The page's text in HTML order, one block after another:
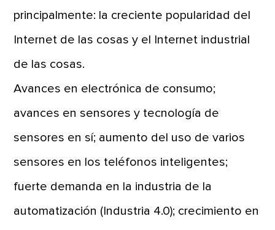
principalmente: la creciente popularidad del
Internet de las cosas y el Internet industrial
de las cosas.
Avances en electrónica de consumo;
avances en sensores y tecnología de
sensores en sí; aumento del uso de varios
sensores en los teléfonos inteligentes;
fuerte demanda en la industria de la
automatización (Industria 4.0); crecimiento en